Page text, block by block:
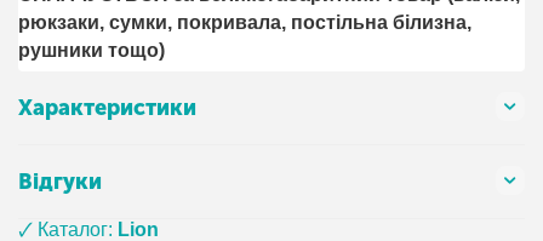
рюкзаки, сумки, покривала, постільна білизна,
рушники тощо)
Характеристики
Відгуки
🗸 Каталог: Lion